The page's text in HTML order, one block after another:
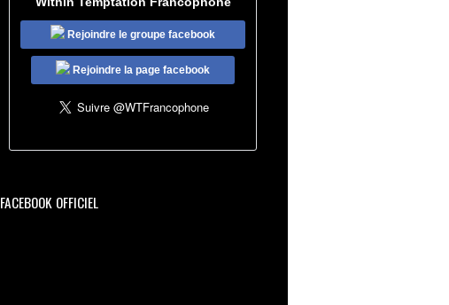
Rejoindre le groupe facebook
Rejoindre la page facebook
FACEBOOK OFFICIEL